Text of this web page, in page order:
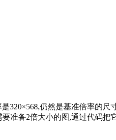
320×568,仍然是基准倍率
备2倍大小的图,通过代码把